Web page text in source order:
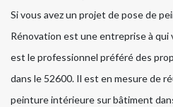
Si vous avez un projet de pose de
Rénovation est une entreprise à qui
est le professionnel préféré des
dans le 52600. Il est en mesure de
peinture intérieure sur bâtiment